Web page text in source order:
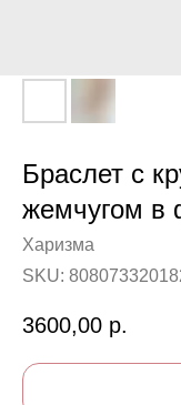
Браслет с
жемчугом в
Харизма
SKU:
3600,00 р.